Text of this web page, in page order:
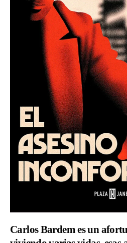
Carlos Bardemes un